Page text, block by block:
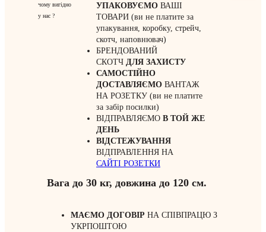
чому вигідно
у нас ?
УПАКОВУЄМО ВАШІ
ТОВАРИ (ви не платите за
упакування, коробку, стрейч,
скотч, наповнювач)
БРЕНДОВАНИЙ
СКОТЧ ДЛЯ ЗАХИСТУ
САМОСТІЙНО
ДОСТАВЛЯЄМО ВАНТАЖ
НА РОЗЕТКУ (ви не платите
за забір посилки)
ВІДПРАВЛЯЄМО В ТОЙ ЖЕ
ДЕНЬ
ВІДСТЕЖУВАННЯ
ВІДПРАВЛЕННЯ НА
САЙТІ РОЗЕТКИ
Вага до 30 кг, довжина до 120 см.
МАЄМО ДОГОВІР НА СПІВПРАЦЮ З
УКРПОШТОЮ